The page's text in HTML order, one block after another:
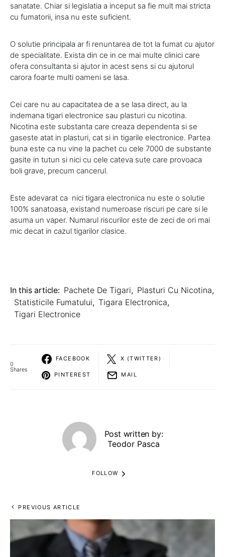
sanatate. Chiar si legislatia a inceput sa fie mult mai stricta
cu fumatorii, insa nu este suficient.
O solutie principala ar fi renuntarea de tot la fumat cu ajutor
de specialitate. Exista din ce in ce mai multe clinici care
ofera consultanta si ajutor in acest sens si cu ajutorul
carora foarte multi oameni se lasa.
Cei care nu au capacitatea de a se lasa direct, au la
indemana tigari electronice sau plasturi cu nicotina.
Nicotina este substanta care creaza dependenta si se
gaseste atat in plasturi, cat si in tigarile electronice. Partea
buna este ca nu vine la pachet cu cele 7000 de substante
gasite in tutun si nici cu cele cateva sute care provoaca
boli grave, precum cancerul.
Este adevarat ca nici tigara electronica nu este o solutie
100% sanatoasa, existand numeroase riscuri pe care si le
asuma un vaper. Numarul riscurilor este de zeci de ori mai
mic decat in cazul tigarilor clasice.
In this article: Pachete De Tigari, Plasturi Cu Nicotina,
Statisticile Fumatului, Tigara Electronica,
Tigari Electronice
0
Shares
FACEBOOK X (TWITTER)
PINTEREST MAIL
Post written by:
Teodor Pasca
FOLLOW
PREVIOUS ARTICLE